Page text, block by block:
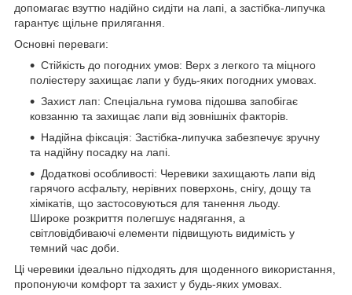
допомагає взуттю надійно сидіти на лапі, а застібка-липучка
гарантує щільне прилягання.
Основні переваги:
Стійкість до погодних умов: Верх з легкого та міцного
поліестеру захищає лапи у будь-яких погодних умовах.
Захист лап: Спеціальна гумова підошва запобігає
ковзанню та захищає лапи від зовнішніх факторів.
Надійна фіксація: Застібка-липучка забезпечує зручну
та надійну посадку на лапі.
Додаткові особливості: Черевики захищають лапи від
гарячого асфальту, нерівних поверхонь, снігу, дощу та
хімікатів, що застосовуються для танення льоду.
Широке розкриття полегшує надягання, а
світловідбиваючі елементи підвищують видимість у
темний час доби.
Ці черевики ідеально підходять для щоденного використання,
пропонуючи комфорт та захист у будь-яких умовах.